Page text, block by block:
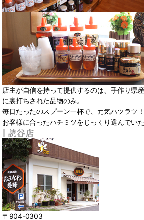
店主が自信を持って提供するのは、手作り県
に裏打ちされた品物のみ。
毎日たったのスプーン一杯で、元気ハツラツ！
お客様に合ったハチミツをじっくり選んでいた
〒904-0303